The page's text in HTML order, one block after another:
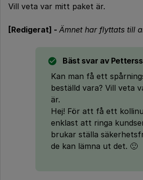
Vill veta var mitt paket är.
[Redigerat] - Ämnet har flyttats till
Bäst svar av
Kan man få ett
beställd vara? Vill veta
är.
Hej! För att få ett
enklast att ringa
brukar ställa
de kan lämna ut det. 🙂